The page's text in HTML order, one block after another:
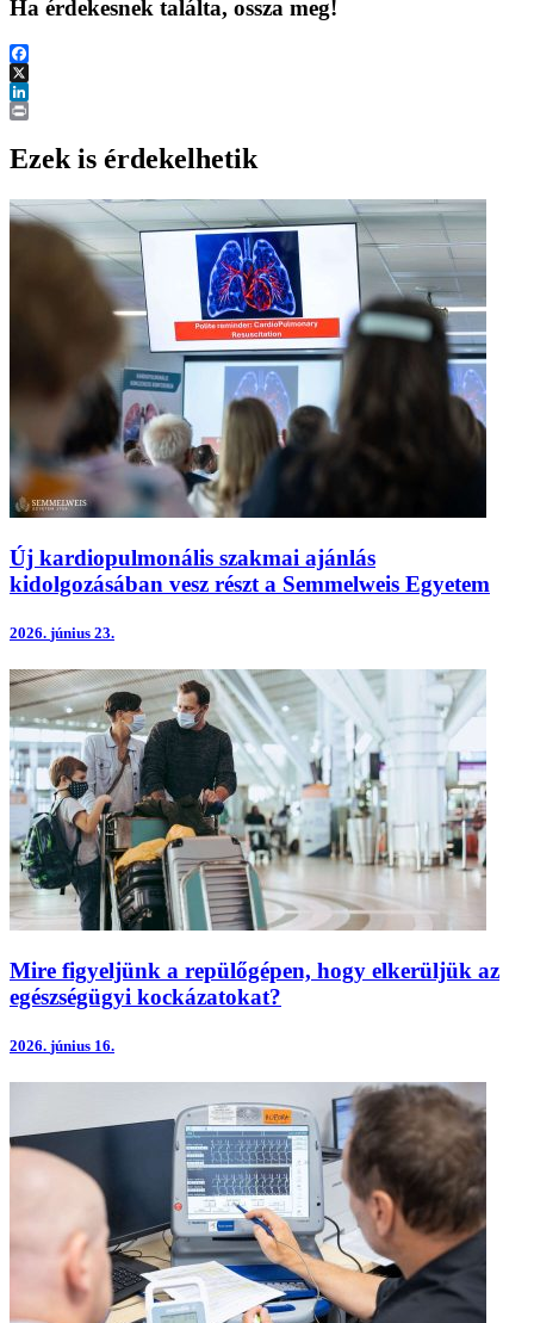
Ha érdekesnek találta, ossza meg!
Facebook
X
LinkedIn
Ezek is érdekelhetik
Új kardiopulmonális szakmai ajánlás
kidolgozásában vesz részt a Semmelweis Egyetem
2026. június 23.
Mire figyeljünk a repülőgépen, hogy elkerüljük az
egészségügyi kockázatokat?
2026. június 16.